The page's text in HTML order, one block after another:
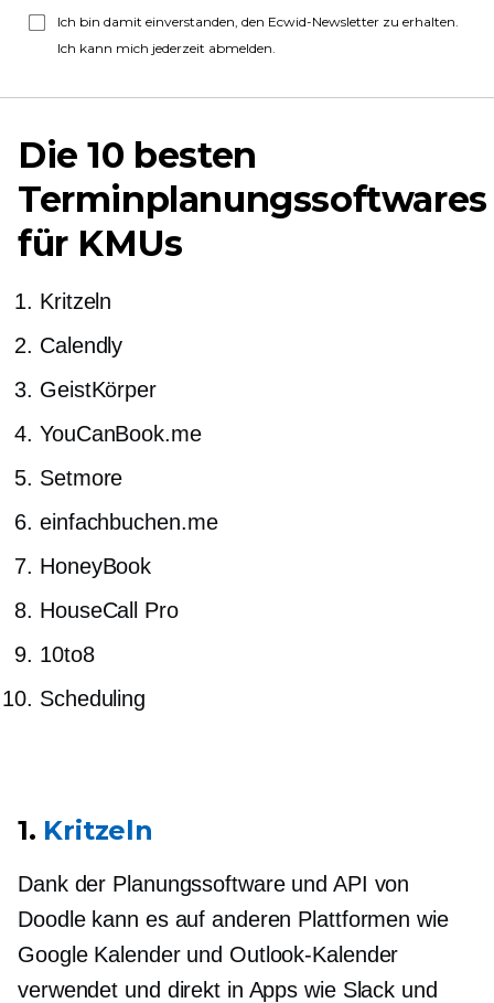
Ich bin damit einverstanden, den Ecwid-Newsletter zu erhalten.
Ich kann mich jederzeit abmelden.
Die 10 besten
Terminplanungssoftwares
für KMUs
Kritzeln
Calendly
GeistKörper
YouCanBook.me
Setmore
einfachbuchen.me
HoneyBook
HouseCall Pro
10to8
Scheduling
1. Kritzeln
Dank der Planungssoftware und API von
Doodle kann es auf anderen Plattformen wie
Google Kalender und Outlook-Kalender
verwendet und direkt in Apps wie Slack und